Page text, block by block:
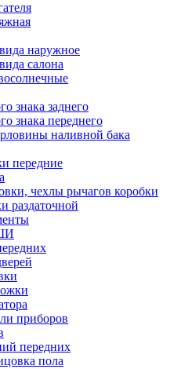
наружное
салона
знака заднего
знака переднего
наливной бака
передние
чехлы рычагов коробки
раздаточной
приборов
передних
пола